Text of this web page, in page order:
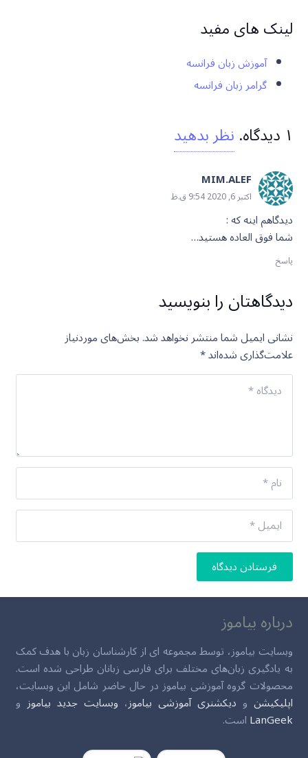
لینک های مفید
آموزش زبان فرانسه
گرامر زبان فرانسه
۱ دیدگاه.نظر بدهید
MIM.ALEF
اکتبر 6, 2020 9:54 ق.ظ
دیدگاهم اینه که :
شما فوق العاده هستید…
پاسخ
دیدگاهتان را بنویسید
نشانی ایمیل شما منتشر نخواهد شد.بخش‌های موردنیاز
علامت‌گذاری شده‌اند*
فرستادن دیدگاه
درباره بیاموز
وبسایت بیاموز، توسط مجموعه ای از کارشناسان زبان با هدف کمک
به یادگیری زبان‌های مختلف برای فارسی زبانان طراحی شده است.
محصولات گروه آموزشی بیاموز در حال حاضر شامل این وبسایت،
اپلیکیشن و دیکشنری آموزشی بیاموز، وبسایت جدید بیاموز و
LanGeekاست.